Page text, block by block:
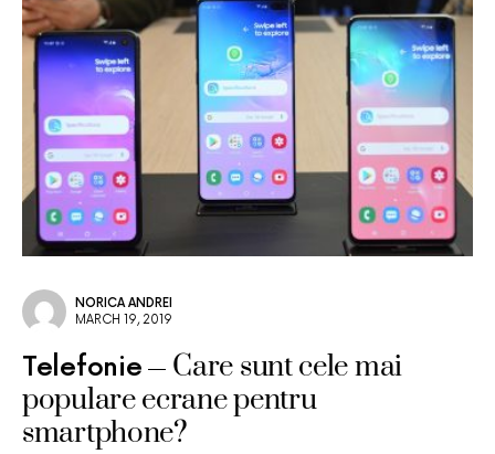
NORICA ANDREI
MARCH 19, 2019
Telefonie
Care sunt cele mai
populare ecrane pentru
smartphone?